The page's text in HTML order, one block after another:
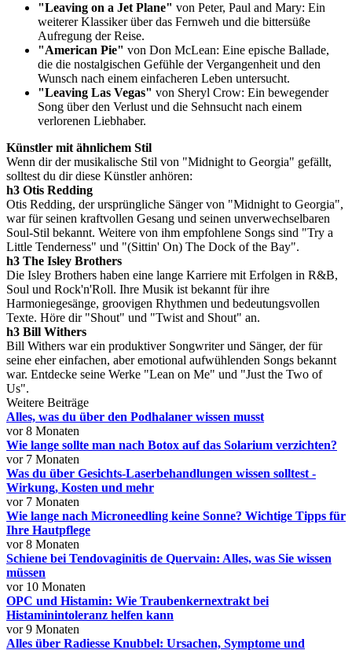
"Leaving on a Jet Plane" von Peter, Paul and Mary: Ein
weiterer Klassiker über das Fernweh und die bittersüße
Aufregung der Reise.
"American Pie" von Don McLean: Eine epische Ballade,
die die nostalgischen Gefühle der Vergangenheit und den
Wunsch nach einem einfacheren Leben untersucht.
"Leaving Las Vegas" von Sheryl Crow: Ein bewegender
Song über den Verlust und die Sehnsucht nach einem
verlorenen Liebhaber.
Künstler mit ähnlichem Stil
Wenn dir der musikalische Stil von "Midnight to Georgia" gefällt,
solltest du dir diese Künstler anhören:
h3 Otis Redding
Otis Redding, der ursprüngliche Sänger von "Midnight to Georgia",
war für seinen kraftvollen Gesang und seinen unverwechselbaren
Soul-Stil bekannt. Weitere von ihm empfohlene Songs sind "Try a
Little Tenderness" und "(Sittin' On) The Dock of the Bay".
h3 The Isley Brothers
Die Isley Brothers haben eine lange Karriere mit Erfolgen in R&B,
Soul und Rock'n'Roll. Ihre Musik ist bekannt für ihre
Harmoniegesänge, groovigen Rhythmen und bedeutungsvollen
Texte. Höre dir "Shout" und "Twist and Shout" an.
h3 Bill Withers
Bill Withers war ein produktiver Songwriter und Sänger, der für
seine eher einfachen, aber emotional aufwühlenden Songs bekannt
war. Entdecke seine Werke "Lean on Me" und "Just the Two of
Us".
Weitere Beiträge
Alles, was du über den Podhalaner wissen musst
vor 8 Monaten
Wie lange sollte man nach Botox auf das Solarium verzichten?
vor 7 Monaten
Was du über Gesichts-Laserbehandlungen wissen solltest -
Wirkung, Kosten und mehr
vor 7 Monaten
Wie lange nach Microneedling keine Sonne? Wichtige Tipps für
Ihre Hautpflege
vor 8 Monaten
Schiene bei Tendovaginitis de Quervain: Alles, was Sie wissen
müssen
vor 10 Monaten
OPC und Histamin: Wie Traubenkernextrakt bei
Histaminintoleranz helfen kann
vor 9 Monaten
Alles über Radiesse Knubbel: Ursachen, Symptome und